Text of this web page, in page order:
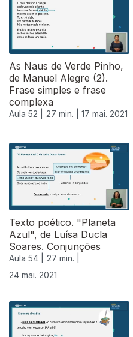
As Naus de Verde Pinho,
de Manuel Alegre (2).
Frase simples e frase
complexa
Aula 52 | 27 min. | 17 mai. 2021
Texto poético. "Planeta
Azul", de Luísa Ducla
Soares. Conjunções
Aula 54 |
27 min. |
24 mai. 2021